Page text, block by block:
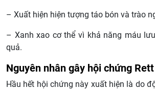
– Xuất hiện hiện tượng táo bón và trào
– Xanh xao cơ thể vì khả năng máu
quả.
Nguyên nhân gây hội chứng
Hầu hết hội chứng này xuất hiện là do